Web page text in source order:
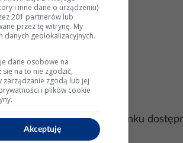
2–4 bar.
przekaźników; na rynku
i inne dane o urządzeniu)
201 partnerów lub
przez tę witrynę. My
danych geolokalizacyjnych.
dane osobowe na
na to nie zgodzić,
zarządzanie zgodą lub jej
i plików cookie
Akceptuję